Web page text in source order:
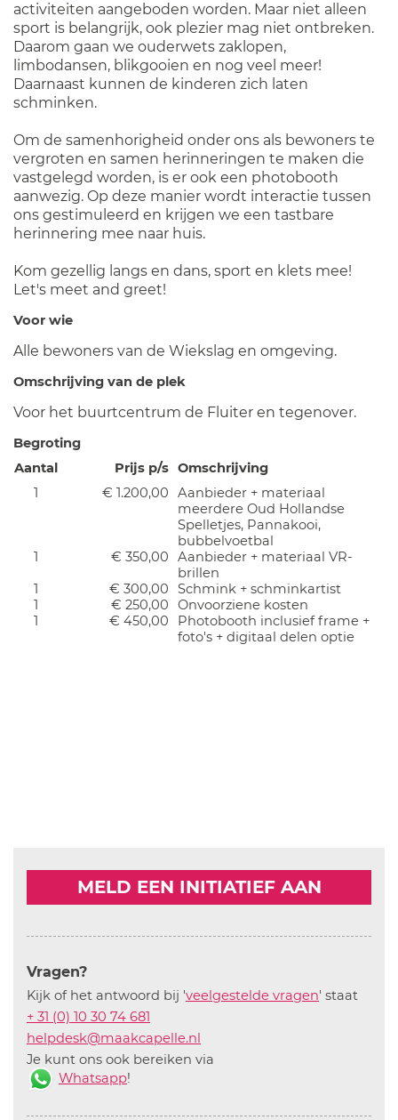
activiteiten aangeboden worden. Maar niet alleen
sport is belangrijk, ook plezier mag niet ontbreken.
Daarom gaan we ouderwets zaklopen,
limbodansen, blikgooien en nog veel meer!
Daarnaast kunnen de kinderen zich laten
schminken.
Om de samenhorigheid onder ons als bewoners te
vergroten en samen herinneringen te maken die
vastgelegd worden, is er ook een photobooth
aanwezig. Op deze manier wordt interactie tussen
ons gestimuleerd en krijgen we een tastbare
herinnering mee naar huis.
Kom gezellig langs en dans, sport en klets mee!
Let's meet and greet!
Voor wie
Alle bewoners van de Wiekslag en omgeving.
Omschrijving van de plek
Voor het buurtcentrum de Fluiter en tegenover.
Begroting
Aantal
Prijs p/s Omschrijving
1
€ 1.200,00
Aanbieder + materiaal
meerdere Oud Hollandse
Spelletjes, Pannakooi,
bubbelvoetbal
1
€ 350,00
Aanbieder + materiaal VR-
brillen
1
€ 300,00
Schmink + schminkartist
1
€ 250,00
Onvoorziene kosten
1
€ 450,00
Photobooth inclusief frame +
foto's + digitaal delen optie
MELD EEN INITIATIEF AAN
Vragen?
Kijk of het antwoord bij 'veelgestelde vragen' staat
+ 31 (0) 10 30 74 681
helpdesk@maakcapelle.nl
Je kunt ons ook bereiken via
Whatsapp!